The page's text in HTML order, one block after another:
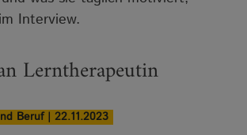
Interview.
Lerntherapeutin
Beruf | 22.11.2023